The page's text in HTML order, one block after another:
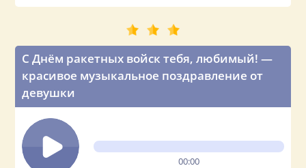
С Днём ракетных войск тебя, любимый! —
красивое музыкальное поздравление от
девушки
00:00